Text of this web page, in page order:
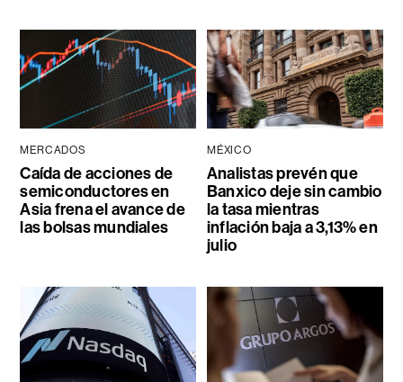
MERCADOS
Caída de acciones de
semiconductores en
Asia frena el avance de
las bolsas mundiales
MÉXICO
Analistas prevén que
Banxico deje sin cambio
la tasa mientras
inflación baja a 3,13% en
julio